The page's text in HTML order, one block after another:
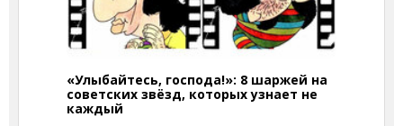
«Улыбайтесь, господа!»: 8 шаржей на
советских звёзд, которых узнает не
каждый